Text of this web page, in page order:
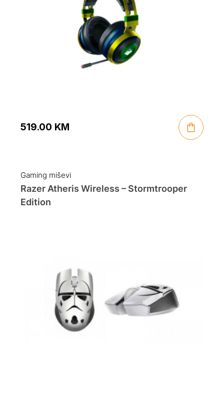
519.00 KM
Gaming miševi
Razer Atheris Wireless – Stormtrooper
Edition